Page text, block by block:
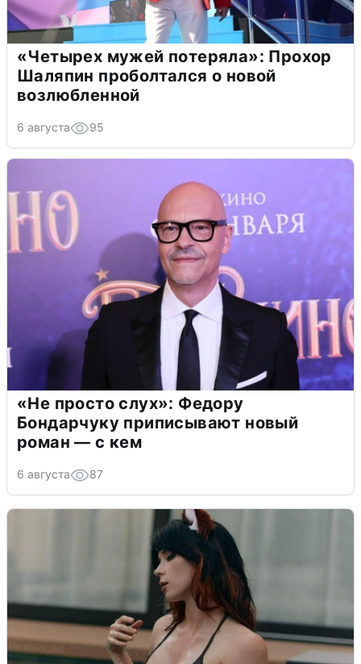
«Четырех мужей потеряла»: Прохор
Шаляпин проболтался о новой
возлюбленной
6 августа 95
«Не просто слух»: Федору
Бондарчуку приписывают новый
роман — с кем
6 августа 87